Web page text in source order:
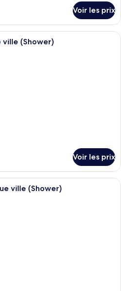
Voir les prix
Une chambre d’hôtel moderne avec
ville (Shower)
Voir les prix
Une chambre d’hôtel moderne
ville (Shower)